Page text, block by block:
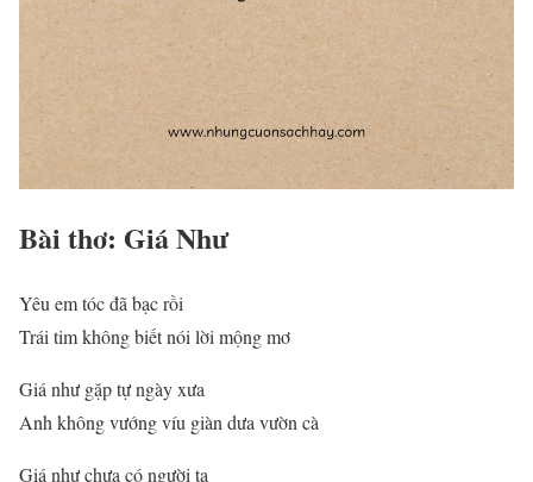
Bài thơ: Giá Như
Yêu em tóc đã bạc rồi
Trái tim không biết nói lời mộng mơ
Giá như gặp tự ngày xưa
Anh không vướng víu giàn dưa vườn cà
Giá như chưa có người ta